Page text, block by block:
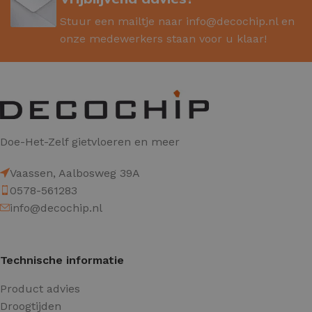
Stuur een mailtje naar info@decochip.nl en
onze medewerkers staan voor u klaar!
Doe-Het-Zelf gietvloeren en meer
Vaassen, Aalbosweg 39A
0578-561283
info@decochip.nl
Technische informatie
Product advies
Droogtijden